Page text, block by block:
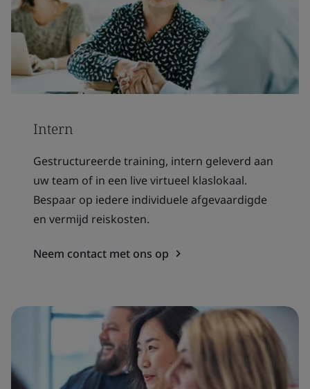
Intern
Gestructureerde training, intern geleverd aan
uw team of in een live virtueel klaslokaal.
Bespaar op iedere individuele afgevaardigde
en vermijd reiskosten.
Neem contact met ons op